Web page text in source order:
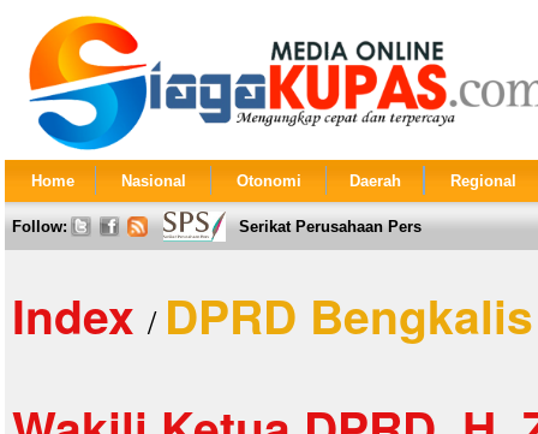
Home Nasional Otonomi Daerah Regional
Follow: Serikat Perusahaan Pers
Index / DPRD Bengkalis